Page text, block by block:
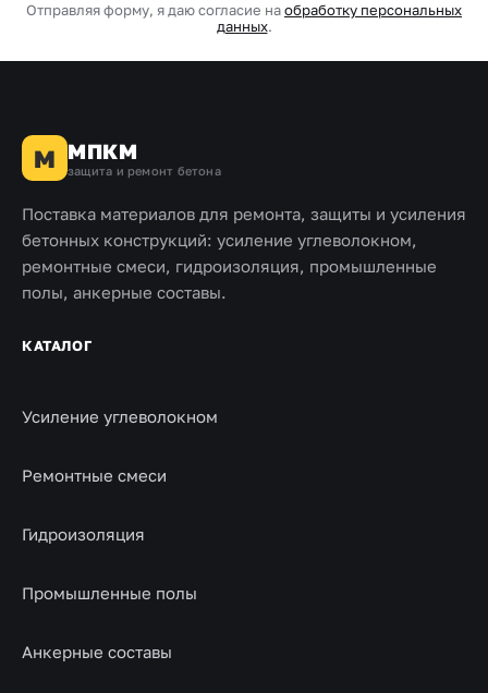
Отправляя форму, я даю согласие наобработку персональных
данных.
М МПКМ
защита и ремонт бетона
Поставка материалов для ремонта, защиты и усиления
бетонных конструкций: усиление углеволокном,
ремонтные смеси, гидроизоляция, промышленные
полы, анкерные составы.
КАТАЛОГ
Усиление углеволокном
Ремонтные смеси
Гидроизоляция
Промышленные полы
Анкерные составы